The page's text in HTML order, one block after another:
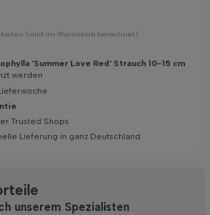
(wird im Warenkorb berechnet)
'Summer Love Red' Strauch 10-15 cm
werden
Trusted Shops
Lieferung in ganz Deutschland
unserem Spezialisten